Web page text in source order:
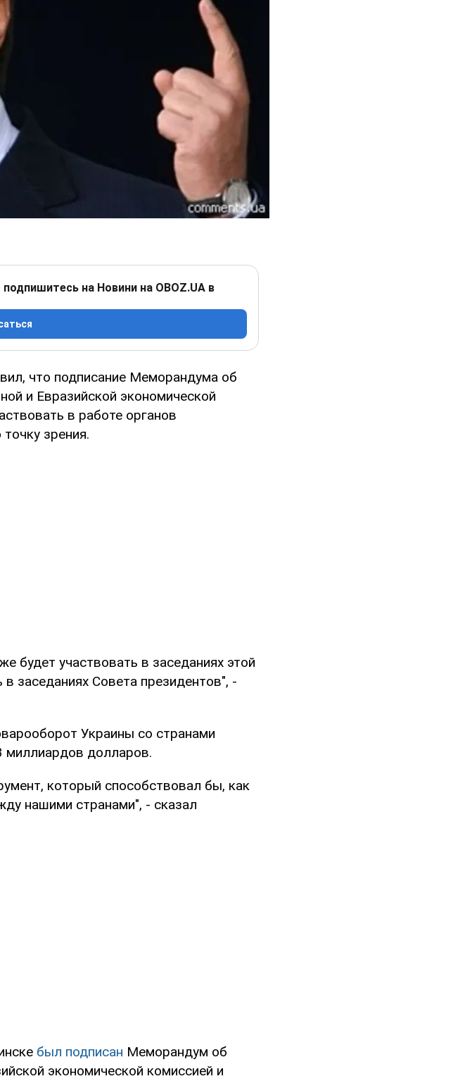
на Новини на OBOZ.UA в
что подписание Меморандума об
и Евразийской экономической
в работе органов
зрения.
будет участвовать в заседаниях этой
заседаниях Совета президентов", -
Украины со странами
миллиардов долларов.
который способствовал бы, как
нашими странами", - сказал
был подписан Меморандум об
экономической комиссией и